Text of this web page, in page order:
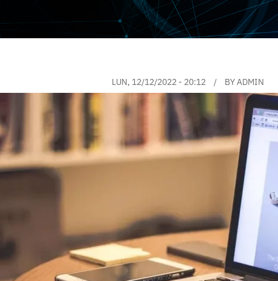
LUN, 12/12/2022 - 20:12 BYADMIN